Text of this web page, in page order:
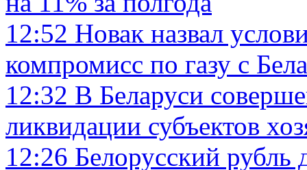
12:52 Новак назвал
компромисс по газу с
12:32 В Беларуси
ликвидации субъектов
12:26 Белорусский рубль